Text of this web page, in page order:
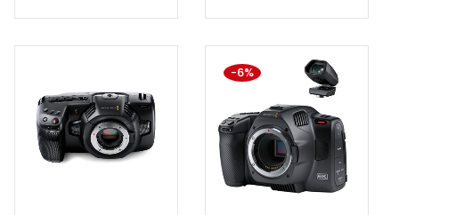
-6%